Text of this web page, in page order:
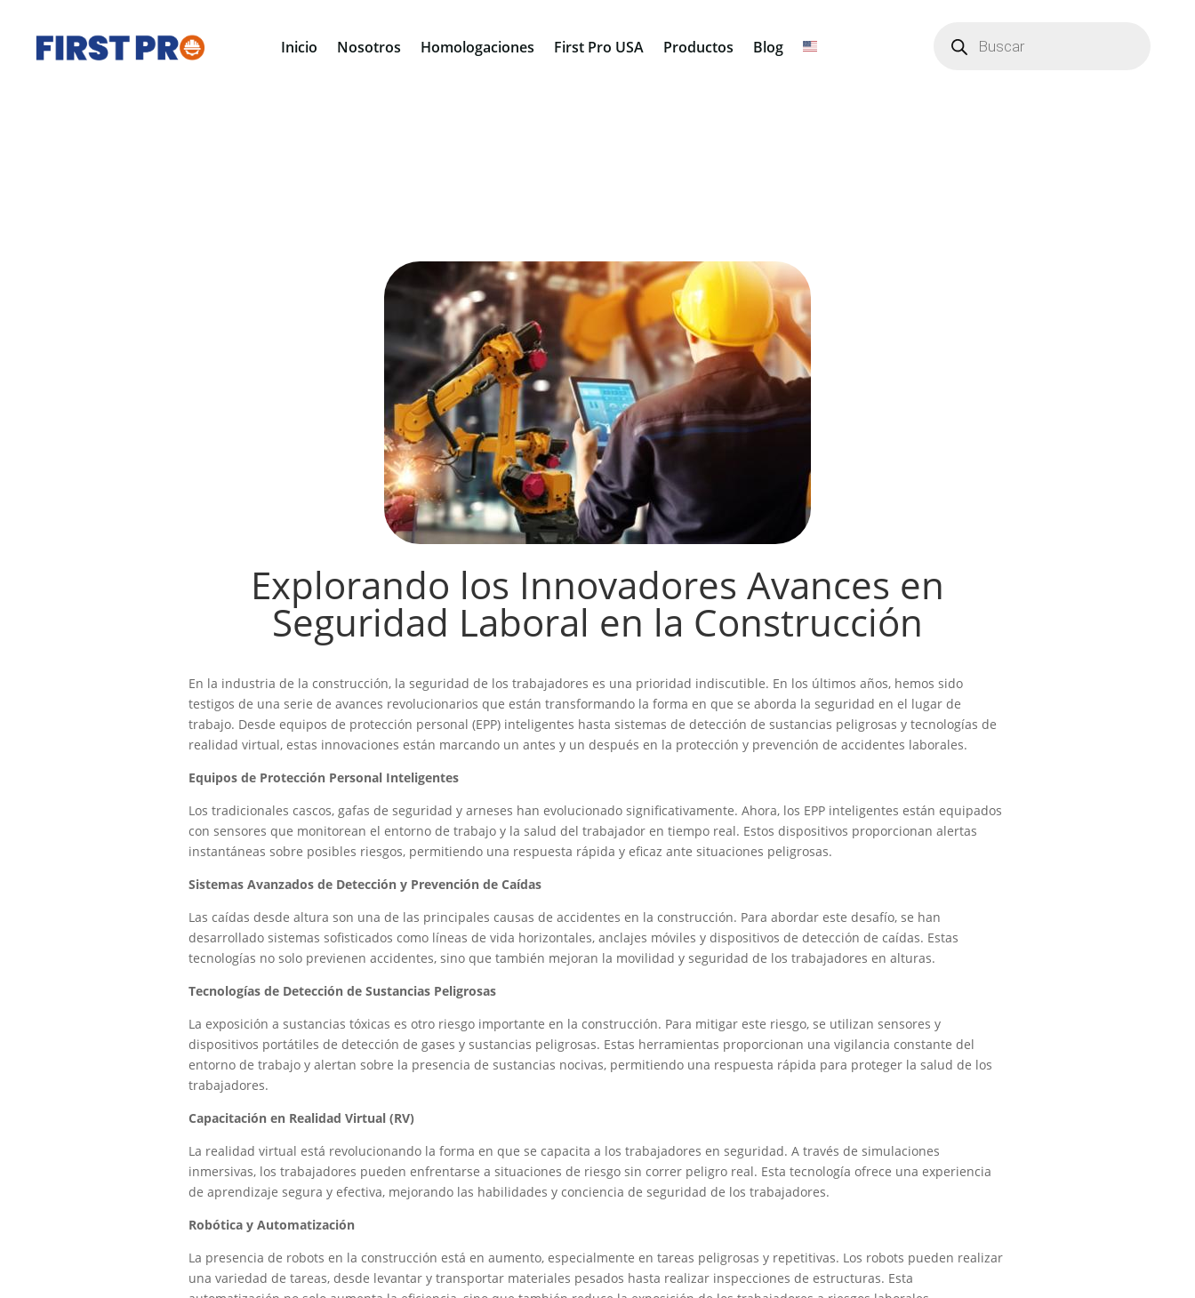
Inicio Nosotros Homologaciones First Pro USA Productos Blog productos
Explorando los Innovadores Avances en
Seguridad Laboral en la Construcción
En la industria de la construcción, la seguridad de los trabajadores es una prioridad indiscutible. En los últimos años, hemos sido
testigos de una serie de avances revolucionarios que están transformando la forma en que se aborda la seguridad en el lugar de
trabajo. Desde equipos de protección personal (EPP) inteligentes hasta sistemas de detección de sustancias peligrosas y tecnologías de
realidad virtual, estas innovaciones están marcando un antes y un después en la protección y prevención de accidentes laborales.
Equipos de Protección Personal Inteligentes
Los tradicionales cascos, gafas de seguridad y arneses han evolucionado significativamente. Ahora, los EPP inteligentes están equipados
con sensores que monitorean el entorno de trabajo y la salud del trabajador en tiempo real. Estos dispositivos proporcionan alertas
instantáneas sobre posibles riesgos, permitiendo una respuesta rápida y eficaz ante situaciones peligrosas.
Sistemas Avanzados de Detección y Prevención de Caídas
Las caídas desde altura son una de las principales causas de accidentes en la construcción. Para abordar este desafío, se han
desarrollado sistemas sofisticados como líneas de vida horizontales, anclajes móviles y dispositivos de detección de caídas. Estas
tecnologías no solo previenen accidentes, sino que también mejoran la movilidad y seguridad de los trabajadores en alturas.
Tecnologías de Detección de Sustancias Peligrosas
La exposición a sustancias tóxicas es otro riesgo importante en la construcción. Para mitigar este riesgo, se utilizan sensores y
dispositivos portátiles de detección de gases y sustancias peligrosas. Estas herramientas proporcionan una vigilancia constante del
entorno de trabajo y alertan sobre la presencia de sustancias nocivas, permitiendo una respuesta rápida para proteger la salud de los
trabajadores.
Capacitación en Realidad Virtual (RV)
La realidad virtual está revolucionando la forma en que se capacita a los trabajadores en seguridad. A través de simulaciones
inmersivas, los trabajadores pueden enfrentarse a situaciones de riesgo sin correr peligro real. Esta tecnología ofrece una experiencia
de aprendizaje segura y efectiva, mejorando las habilidades y conciencia de seguridad de los trabajadores.
Robótica y Automatización
La presencia de robots en la construcción está en aumento, especialmente en tareas peligrosas y repetitivas. Los robots pueden realizar
una variedad de tareas, desde levantar y transportar materiales pesados hasta realizar inspecciones de estructuras. Esta